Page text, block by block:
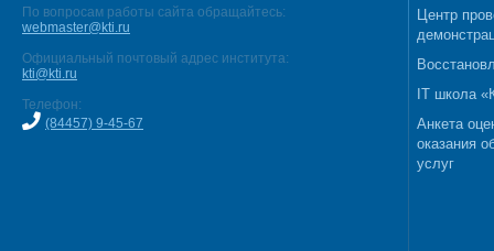
По вопросам работы сайта обращайтесь:
webmaster@kti.ru
Официальный почтовый адрес института:
kti@kti.ru
Телефон:
(84457) 9-45-67
Центр
IT школа
Анкета
оказания
услуг